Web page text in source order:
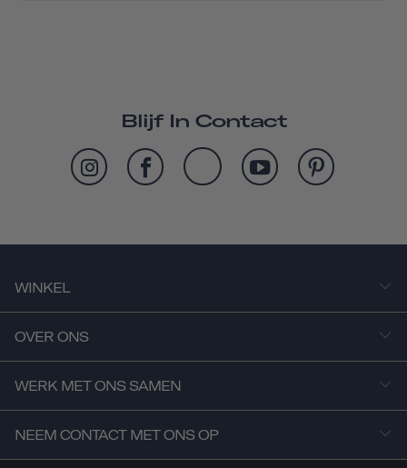
Blijf In Contact
WINKEL
OVER ONS
WERK MET ONS SAMEN
NEEM CONTACT MET ONS OP